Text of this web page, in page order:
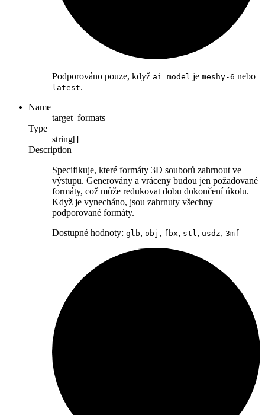
Podporováno pouze, když ai_model je meshy-6 nebo
latest.
Name
target_formats
Type
string[]
Description
Specifikuje, které formáty 3D souborů zahrnout ve
výstupu. Generovány a vráceny budou jen požadované
formáty, což může redukovat dobu dokončení úkolu.
Když je vynecháno, jsou zahrnuty všechny
podporované formáty.
Dostupné hodnoty: glb, obj , fbx, stl, usdz, 3mf